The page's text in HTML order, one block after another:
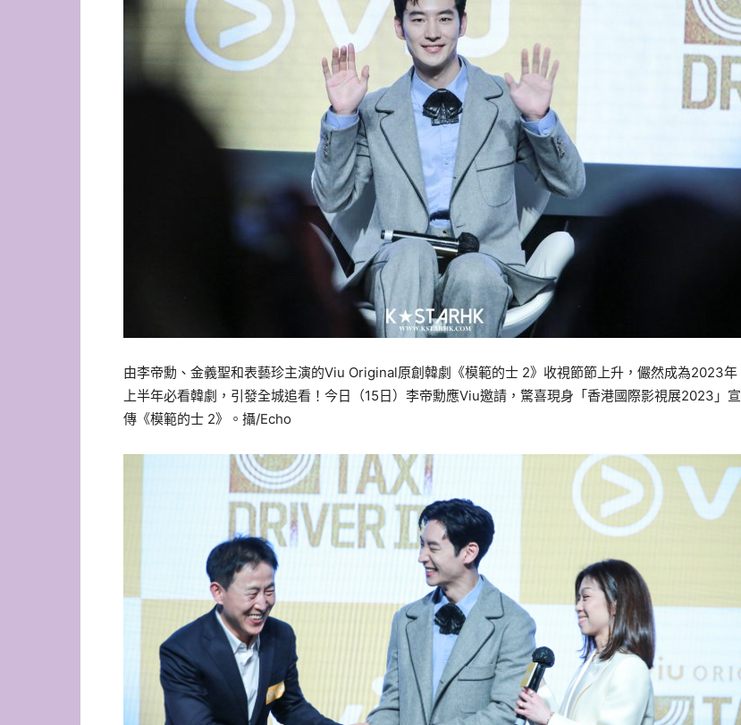
由李帝勳、金義聖和表藝珍主演的Viu Original原創韓劇《模範的士 2》收視節節上升，儼然成為2023年
上半年必看韓劇， 引發全城追看！今日（15日）李帝勳應Viu邀請，驚喜現身「香港國際影視展2023」宣
傳《模範的士 2》。攝/Echo